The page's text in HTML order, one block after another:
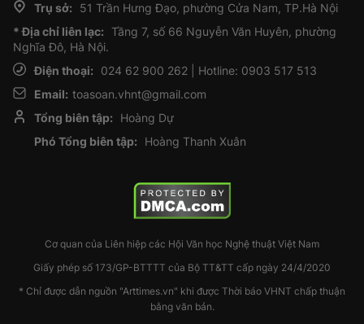
Trụ sở:
51 Trần Hưng Đạo, phường Cửa Nam, TP.Hà Nội
* Địa chỉ liên lạc: Tầng 7, số 66 Nguyễn Văn Huyên, phường
Nghĩa Đô, Hà Nội.
Điện thoại:
024 62 900 262 | Hotline: 0903 517 513
Email: toasoan.vhnt@gmail.com
Tổng biên tập:
Hoàng Dự
Phó Tổng biên tập:
Hoàng Thanh Xuân
Cơ quan của Liên hiệp các Hội Văn học Nghệ thuật Việt Nam
Giấy phép số 173/GP-BTTTT của Bộ TT&TT cấp ngày 24/4/2020
* Chỉ được dẫn nguồn "Arttimes.vn" khi được Thời báo VHNT chấp thuận
bằng văn bản.